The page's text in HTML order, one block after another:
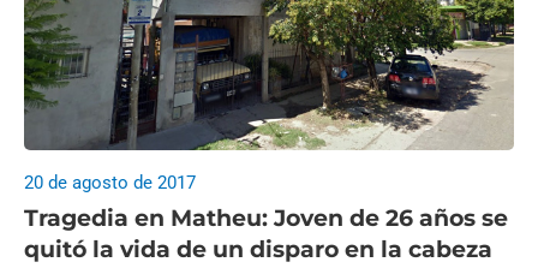
Tragedia en Matheu: Joven de 26 años se
quitó la vida de un disparo en la cabeza
20 de agosto de 2017